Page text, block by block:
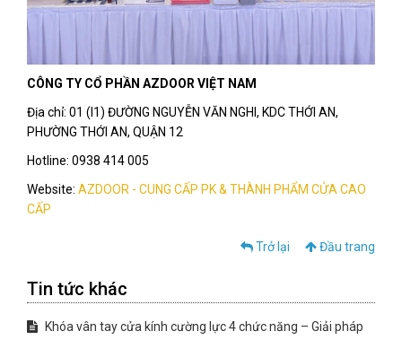
CÔNG TY CỔ PHẦN AZDOOR VIỆT NAM
Địa chỉ: 01 (I1) ĐƯỜNG NGUYỄN VĂN NGHI, KDC THỚI AN,
PHƯỜNG THỚI AN, QUẬN 12
Hotline: 0938 414 005
Website: AZDOOR - CUNG CẤP PK & THÀNH PHẨM CỬA CAO
CẤP
Trở lại Đầu trang
Tin tức khác
Khóa vân tay cửa kính cường lực 4 chức năng – Giải pháp